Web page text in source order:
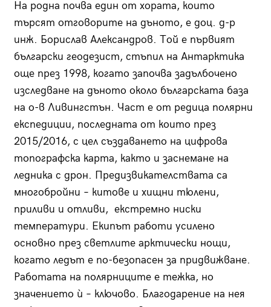
На родна почва един от хората, които
търсят отговорите на дъното, е доц. д-р
инж. Борислав Александров. Той е първият
български геодезист, стъпил на Антарктика
още през 1998, когато започва задълбочено
изследване на дъното около българската база
на о-в Ливингстън. Част е от редица полярни
експедиции, последната от които през
2015/2016, с цел създаването на цифрова
топографска карта, както и заснемане на
ледника с дрон. Предизвикателствата са
многобройни – китове и хищни тюлени,
приливи и отливи, екстремно ниски
температури. Екипът работи усилено
основно през светлите арктически нощи,
когато ледът е по-безопасен за придвижване.
Работата на полярниците е тежка, но
значението ѝ – ключово. Благодарение на нея